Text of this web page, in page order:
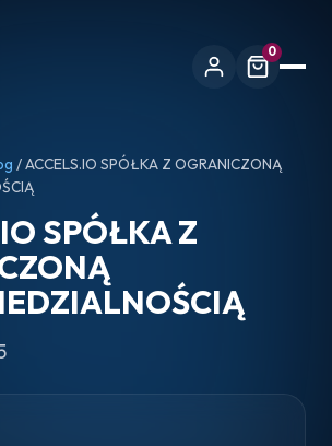
0
/ ACCELS.IO SPÓŁKA Z OGRANICZONĄ
SPÓŁKA Z